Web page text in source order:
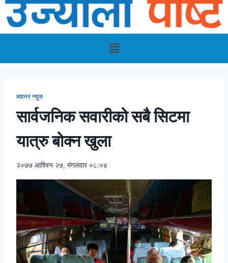
ब्यानर न्युज
सार्वजनिक सवारीको सबै सिटमा
यात्रु बोक्न खुला
२०७७ आश्विन २७, मंगलवार ०८:०४